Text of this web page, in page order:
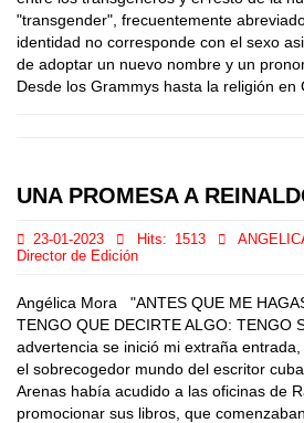
"transgender", frecuentemente
identidad no corresponde con el sexo
de adoptar un nuevo nombre y un
Desde los Grammys hasta la religión en
UNA PROMESA A
23-01-2023 Hits: 1513
Director de Edición
Angélica Mora "ANTES QUE ME
TENGO QUE DECIRTE ALGO: TENGO
advertencia se inició mi extraña
el sobrecogedor mundo del escritor
Arenas había acudido a las oficinas de
promocionar sus libros, que